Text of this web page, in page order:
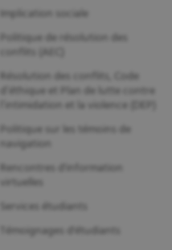
Implication sociale
Politique de résolution des
conflits (AEC)
Résolution des conflits, Code
d’éthique et Plan de lutte contre
l’intimidation et la violence (DEP)
Politique sur les témoins de
navigation
Rencontres d'information
virtuelles
Services étudiants
Témoignages d'étudiants